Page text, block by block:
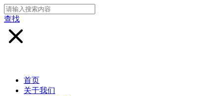
查找
首页
关于我们